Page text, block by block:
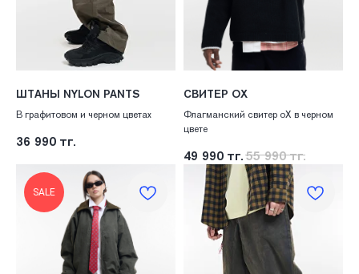
ШТАНЫ NYLON PANTS
В графитовом и черном цветах
36 990 тг.
CВИТЕР ОХ
Флагманский свитер оХ в черном
цвете
49 990 тг. 55 990 тг.
SALE